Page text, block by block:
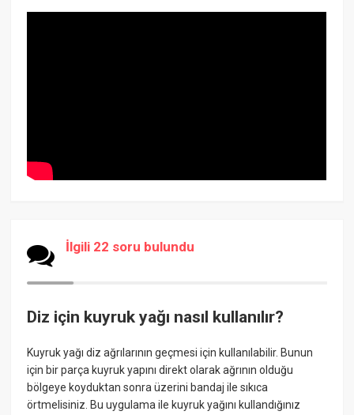
İlgili 22 soru bulundu
Diz için kuyruk yağı nasıl kullanılır?
Kuyruk yağı diz ağrılarının geçmesi için kullanılabilir. Bunun
için bir parça kuyruk yapını direkt olarak ağrının olduğu
bölgeye koyduktan sonra üzerini bandaj ile sıkıca
örtmelisiniz. Bu uygulama ile kuyruk yağını kullandığınız